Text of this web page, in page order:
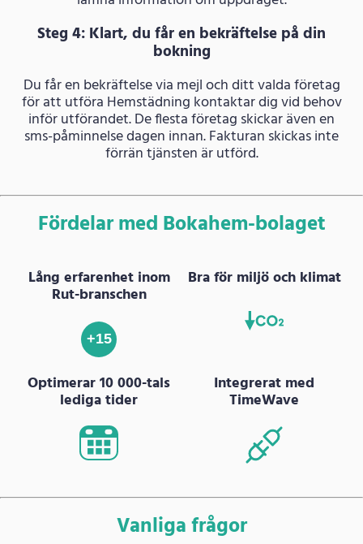
Steg 4: Klart, du får en bekräftelse på din
bokning
Du får en bekräftelse via mejl och ditt valda företag
för att utföra Hemstädning kontaktar dig vid behov
inför utförandet. De flesta företag skickar även en
sms-påminnelse dagen innan. Fakturan skickas inte
förrän tjänsten är utförd.
Fördelar med Bokahem-bolaget
Lång erfarenhet inom
Rut-branschen
+15
Bra för miljö och klimat
Optimerar 10 000-tals
lediga tider
Integrerat med
TimeWave
Vanliga frågor